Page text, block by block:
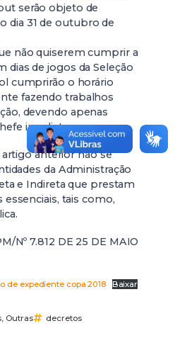
serão objeto de
dia 31 de outubro de
não quiserem cumprir a
dias de jogos da Seleção
cumprirão o horário
fazendo trabalhos
devendo apenas
imediato.
anterior não se
da Administração
e Indireta que prestam
essenciais, tais como,
Nº 7.812 DE 25 DE MAIO
de expediente copa 2018 Baixar
, Outras decretos